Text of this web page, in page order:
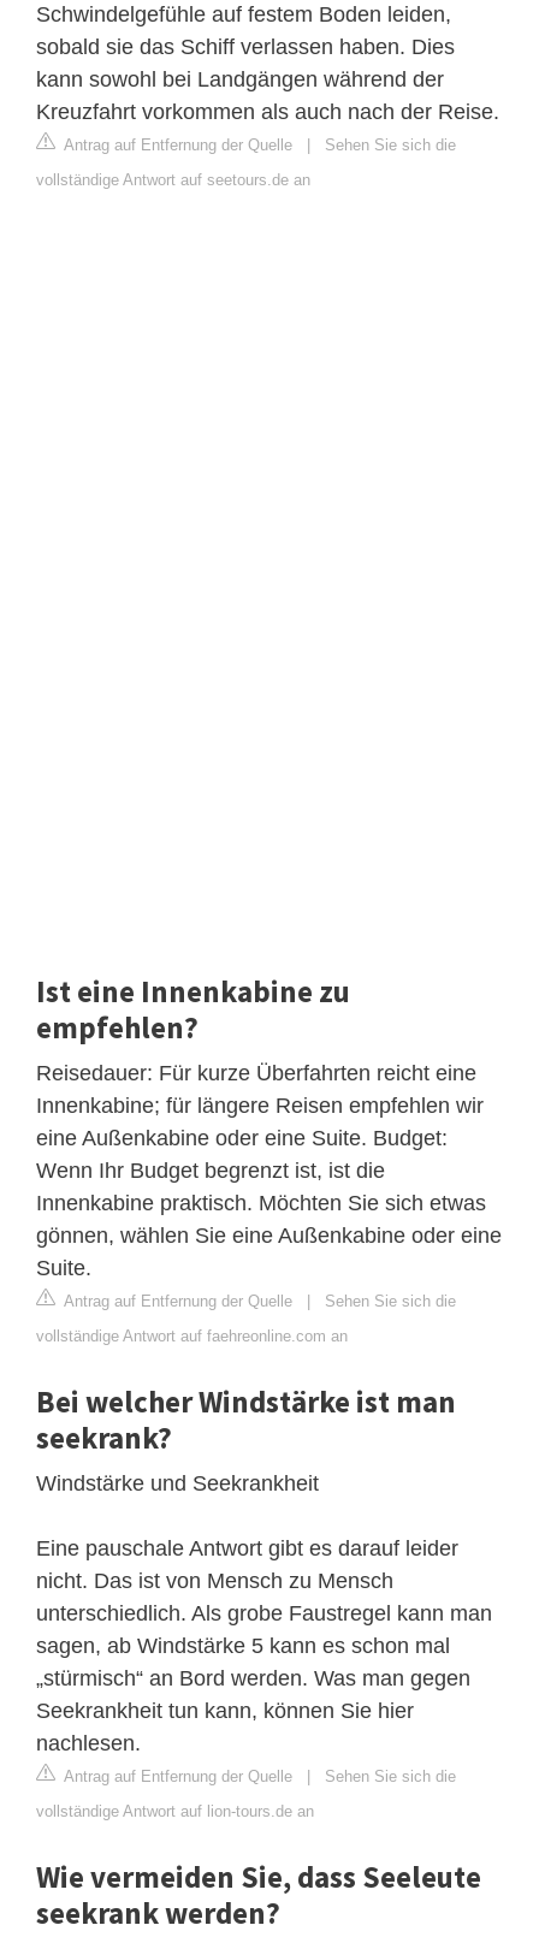
Schwindelgefühle auf festem Boden leiden,
sobald sie das Schiff verlassen haben. Dies
kann sowohl bei Landgängen während der
Kreuzfahrt vorkommen als auch nach der Reise.
Antrag auf Entfernung der Quelle | Sehen Sie sich die
vollständige Antwort auf seetours.de an
Ist eine Innenkabine zu
empfehlen?
Reisedauer: Für kurze Überfahrten reicht eine
Innenkabine; für längere Reisen empfehlen wir
eine Außenkabine oder eine Suite. Budget:
Wenn Ihr Budget begrenzt ist, ist die
Innenkabine praktisch. Möchten Sie sich etwas
gönnen, wählen Sie eine Außenkabine oder eine
Suite.
Antrag auf Entfernung der Quelle | Sehen Sie sich die
vollständige Antwort auf faehreonline.com an
Bei welcher Windstärke ist man
seekrank?
Windstärke und Seekrankheit
Eine pauschale Antwort gibt es darauf leider
nicht. Das ist von Mensch zu Mensch
unterschiedlich. Als grobe Faustregel kann man
sagen, ab Windstärke 5 kann es schon mal
„stürmisch“ an Bord werden. Was man gegen
Seekrankheit tun kann, können Sie hier
nachlesen.
Antrag auf Entfernung der Quelle | Sehen Sie sich die
vollständige Antwort auf lion-tours.de an
Wie vermeiden Sie, dass Seeleute
seekrank werden?